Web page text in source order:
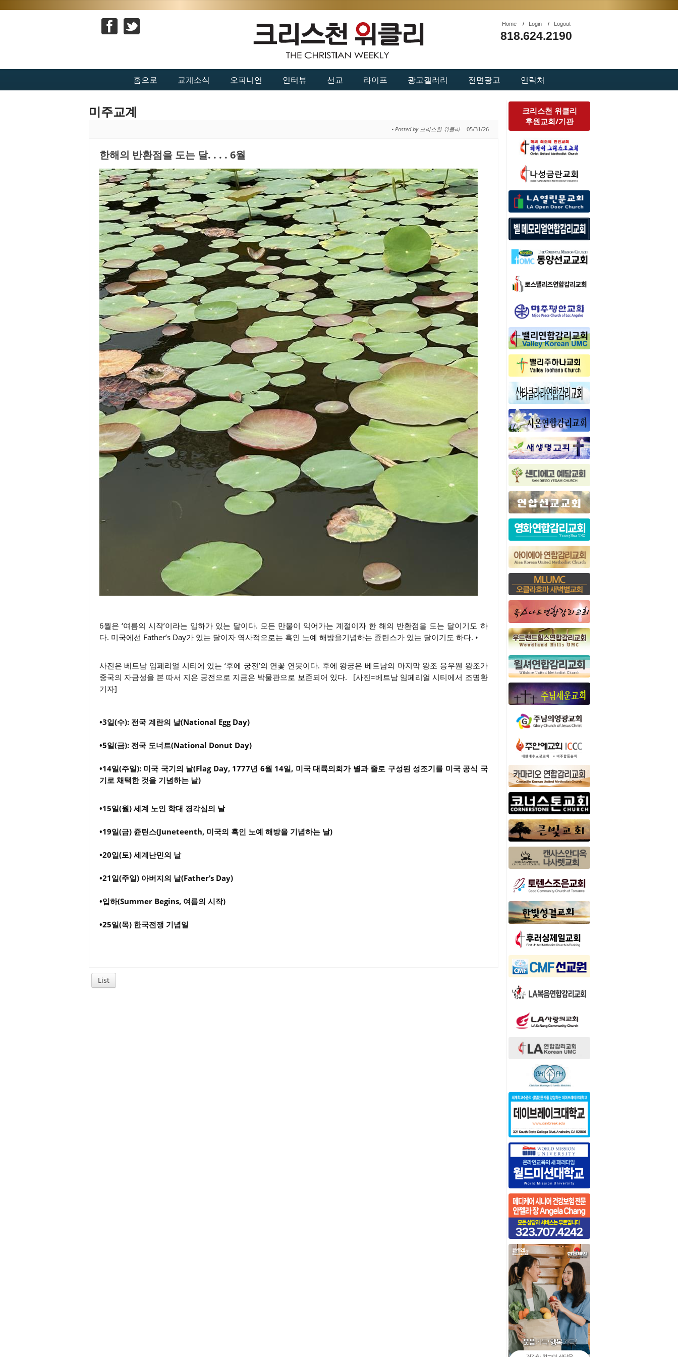
Home/ Login/ Logout
818.624.2190
홈으로 교계소식 오피니언 인터뷰 선교 라이프 광고갤러리 전면광고 연락처
미주교계
• Posted by 크리스천 위클리 05/31/26
한해의 반환점을 도는 달. . . . 6월
6월은 ‘여름의 시작’이라는 입하가 있는 달이다. 모든 만물이 익어가는 계절이자 한 해의 반환점을 도는 달이기도 하
다. 미국에선 Father’s Day가 있는 달이자 역사적으로는 흑인 노예 해방을기념하는 쥰틴스가 있는 달이기도 하다. •
사진은 베트남 임페리얼 시티에 있는 ‘후에 궁전’의 연꽃 연못이다. 후에 왕궁은 베트남의 마지막 왕조 응우웬 왕조가
중국의 자금성을 본 따서 지은 궁전으로 지금은 박물관으로 보존되어 있다. [사진=베트남 임페리얼 시티에서 조명환
기자]
•3일(수): 전국 계란의 날(National Egg Day)
•5일(금): 전국 도너트(National Donut Day)
•14일(주일): 미국 국기의 날(Flag Day, 1777년 6월 14일, 미국 대륙의회가 별과 줄로 구성된 성조기를 미국 공식 국
기로 채택한 것을 기념하는 날)
•15일(월) 세계 노인 학대 경각심의 날
•19일(금) 쥰틴스(Juneteenth, 미국의 흑인 노예 해방을 기념하는 날)
•20일(토) 세계난민의 날
•21일(주일) 아버지의 날(Father’s Day)
•입하(Summer Begins, 여름의 시작)
•25일(목) 한국전쟁 기념일
List
크리스천 위클리
후원교회/기관